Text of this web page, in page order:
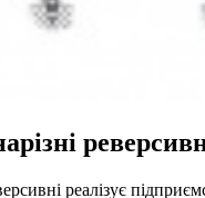
реалізує